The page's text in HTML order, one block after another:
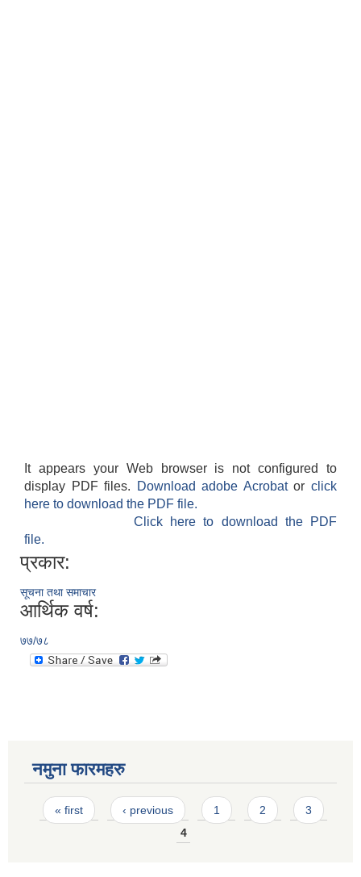
It appears your Web browser is not configured to
display PDF files.
Download adobe Acrobatorclick
here to download the PDF file.
Click here to download the PDF
file.
प्रकार:
सूचना तथा समाचार
आर्थिक वर्ष:
७७/७८
नमुना फारमहरु
Pages
« first ‹ previous 1 2
3
4